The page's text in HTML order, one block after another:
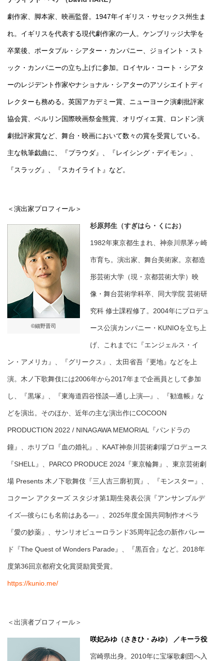
劇作家、脚本家、映画監督。1947年イギリス・サセックス州生ま
れ。イギリスを代表する現代劇作家の一人。ケンブリッジ大学を
卒業後、ポータブル・シアター・カンパニー、ジョイント・スト
ック・カンパニーの立ち上げに参加。ロイヤル・コート・シアタ
ーのレジデント作家やナショナル・シアターのアソシエイトディ
レクターも務める。英国アカデミー賞、ニューヨーク演劇批評家
協会賞、ベルリン国際映画祭金熊賞、オリヴィエ賞、ロンドン演
劇批評家賞など、舞台・映画において数々の賞を受賞している。
主な執筆戯曲に、『プラウダ』、『レイシング・デイモン』、
『スラッグ』、『スカイライト』など。
＜演出家プロフィール＞
©細野晋司
杉原邦生（すぎはら・くにお）
1982年東京都生まれ、神奈川県茅ヶ崎
市育ち。演出家、舞台美術家。京都造
形芸術大学（現・京都芸術大学）映
像・舞台芸術学科卒、同大学院 芸術研
究科 修士課程修了。2004年にプロデュ
ース公演カンパニー・KUNIOを立ち上
げ、これまでに『エンジェルス・イ
ン・アメリカ』、『グリークス』、太田省吾『更地』などを上
演。木ノ下歌舞伎には2006年から2017年まで企画員として参加
し、『黒塚』、『東海道四谷怪談―通し上演―』、『勧進帳』な
どを演出。そのほか、近年の主な演出作にCOCOON
PRODUCTION 2022 / NINAGAWA MEMORIAL『パンドラの
鐘』、ホリプロ『血の婚礼』、KAAT神奈川芸術劇場プロデュース
『SHELL』、PARCO PRODUCE 2024『東京輪舞』、東京芸術劇
場 Presents 木ノ下歌舞伎『三人吉三廓初買』、『モンスター』、
コクーン アクターズ スタジオ第1期生発表公演『アンサンブルデ
イズ―彼らにも名前はある―』、2025年度全国共同制作オペラ
『愛の妙薬』、サンリオピューロランド35周年記念の新作パレー
ド『The Quest of Wonders Parade』、『黒百合』など。2018年
度第36回京都府文化賞奨励賞受賞。
https://kunio.me/
＜出演者プロフィール＞
咲妃みゆ（さきひ・みゆ） ／キーラ役
宮崎県出身。2010年に宝塚歌劇団へ入